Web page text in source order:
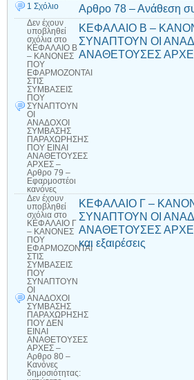
1 Σχόλιο Αρθρο 78 – Ανάθεση
Δεν έχουν
υποβληθεί
σχόλια στο
ΚΕΦΑΛΑΙΟ Β
– ΚΑΝΟΝΕΣ
ΠΟΥ
ΕΦΑΡΜΟΖΟΝΤΑΙ
ΣΤΙΣ
ΣΥΜΒΑΣΕΙΣ
ΠΟΥ
ΣΥΝΑΠΤΟΥΝ
ΟΙ
ΑΝΑΔΟΧΟΙ
ΣΥΜΒΑΣΗΣ
ΠΑΡΑΧΩΡΗΣΗΣ
ΠΟΥ ΕΙΝΑΙ
ΑΝΑΘΕΤΟΥΣΕΣ
ΑΡΧΕΣ –
Αρθρο 79 –
Εφαρμοστέοι
κανόνες
ΚΕΦΑΛΑΙΟ Β –
ΣΥΝΑΠΤΟΥΝ ΟΙ
ΑΝΑΘΕΤΟΥΣΕΣ ΑΡΧΕΣ
Δεν έχουν
υποβληθεί
σχόλια στο
ΚΕΦΑΛΑΙΟ Γ
– ΚΑΝΟΝΕΣ
ΠΟΥ
ΕΦΑΡΜΟΖΟΝΤΑΙ
ΣΤΙΣ
ΣΥΜΒΑΣΕΙΣ
ΠΟΥ
ΣΥΝΑΠΤΟΥΝ
ΟΙ
ΑΝΑΔΟΧΟΙ
ΣΥΜΒΑΣΗΣ
ΠΑΡΑΧΩΡΗΣΗΣ
ΠΟΥ ΔΕΝ
ΕΙΝΑΙ
ΑΝΑΘΕΤΟΥΣΕΣ
ΑΡΧΕΣ –
Αρθρο 80 –
Κανόνες
δημοσιότητας:
ΚΕΦΑΛΑΙΟ Γ –
ΣΥΝΑΠΤΟΥΝ ΟΙ
ΑΝΑΘΕΤΟΥΣΕΣ ΑΡΧΕΣ
και εξαιρέσεις